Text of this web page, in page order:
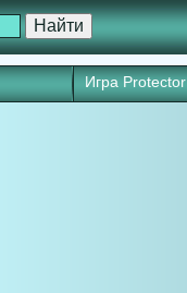
Игра Protector